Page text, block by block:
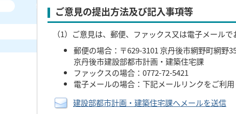
ご意見の提出方法及び記入事項等
（1）ご意見は、郵便、ファックス又は電子メール
郵便の場合：〒629-3101 京丹後市網野町網野
京丹後市建設部都市計画・建築住宅課
ファックスの場合：0772-72-5421
電子メールの場合：下記メールリンクをご利用
建設部都市計画・建築住宅課へメールを送信